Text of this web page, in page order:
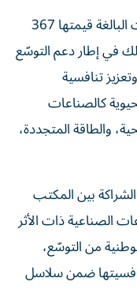
تم تخصيص الحزمة الأولى من التمويلات البالغة قيمتها 367
في إطار دعم التوسّع
تنافسية
كالصناعات
والطاقة المتجددة،
بين المكتب
الصناعية ذات الأثر
من التوسّع،
ضمن سلاسل